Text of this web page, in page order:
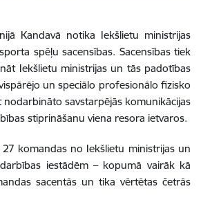
Kandavā notika Iekšlietu ministrijas
spēļu sacensības. Sacensības tiek
Iekšlietu ministrijas un tās padotības
un speciālo profesionālo fizisko
savstarpējās komunikācijas
stiprināšanu viena resora ietvaros.
27 komandas no Iekšlietu ministrijas un
iestādēm – kopumā vairāk kā
sacentās un tika vērtētas četrās